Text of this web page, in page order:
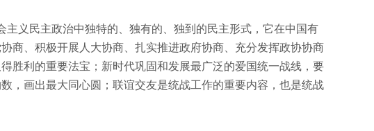
义民主政治中独特的、独有的、独到的民主形式，它在中国有
商、积极开展人大协商、扎实推进政府协商、充分发挥政协协商
胜利的重要法宝；新时代巩固和发展最广泛的爱国统一战线，要
，画出最大同心圆；联谊交友是统战工作的重要内容，也是统战